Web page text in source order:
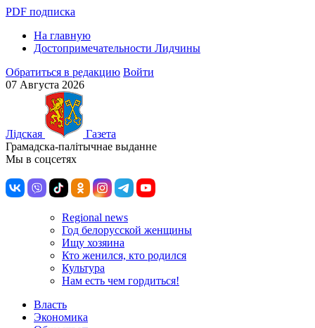
PDF подписка
На главную
Достопримечательности Лидчины
Обратиться в редакцию Войти
07 Августа 2026
Лiдская
Газета
Грамадска-палiтычнае выданне
Мы в соцсетях
Regional news
Год белорусской женщины
Ищу хозяина
Кто женился, кто родился
Культура
Нам есть чем гордиться!
Власть
Экономика